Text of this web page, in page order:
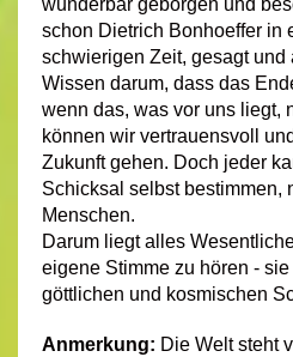
wunderbar geborgen und
schon Dietrich Bonhoeffer in
schwierigen Zeit, gesagt und
Wissen darum, dass das
wenn das, was vor uns liegt,
können wir vertrauensvoll
Zukunft gehen. Doch jeder
Schicksal selbst bestimmen,
Menschen.
Darum liegt alles
eigene Stimme zu hören -
göttlichen und kosmischen
Anmerkung: Die Welt steht